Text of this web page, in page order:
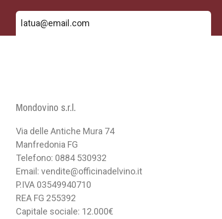
Mondovino s.r.l.
Via delle Antiche Mura 74
Manfredonia FG
Telefono: 0884 530932
Email: vendite@officinadelvino.it
P.IVA 03549940710
REA FG 255392
Capitale sociale: 12.000€